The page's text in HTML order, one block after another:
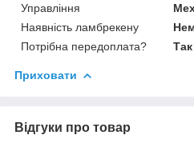
Управління
Наявність ламбрекену
Потрібна передоплата?
Так
Приховати
Відгуки про товар